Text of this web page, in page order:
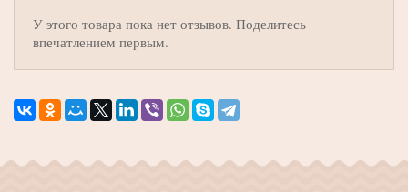
У этого товара пока нет отзывов. Поделитесь
впечатлением первым.